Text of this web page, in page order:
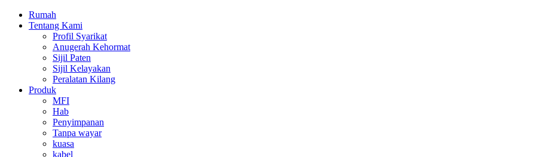
Rumah
Tentang Kami
Profil Syarikat
Anugerah Kehormat
Sijil Paten
Sijil Kelayakan
Peralatan Kilang
Produk
MFI
Hab
Penyimpanan
Tanpa wayar
kuasa
kabel